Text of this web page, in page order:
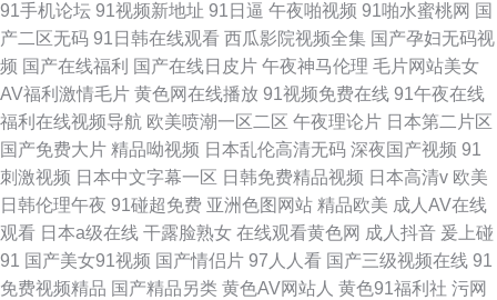
91手机论坛 91视频新地址 91日逼 午夜啪视频 91啪水蜜桃网 国
产二区无码 91日韩在线观看 西瓜影院视频全集 国产孕妇无码视
频 国产在线福利 国产在线日皮片 午夜神马伦理 毛片网站美女
AV福利激情毛片 黄色网在线播放 91视频免费在线 91午夜在线
福利在线视频导航 欧美喷潮一区二区 午夜理论片 日本第二片区
国产免费大片 精品呦视频 日本乱伦高清无码 深夜国产视频 91
刺激视频 日本中文字幕一区 日韩免费精品视频 日本高清v 欧美
日韩伦理午夜 91碰超免费 亚洲色图网站 精品欧美 成人AV在线
观看 日本a级在线 干露脸熟女 在线观看黄色网 成人抖音 爰上碰
91 国产美女91视频 国产情侣片 97人人看 国产三级视频在线 91
免费视频精品 国产精品另类 黄色AV网站人 黄色91福利社 污网